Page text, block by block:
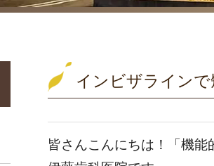
インビザライン
皆さんこんにちは！「機